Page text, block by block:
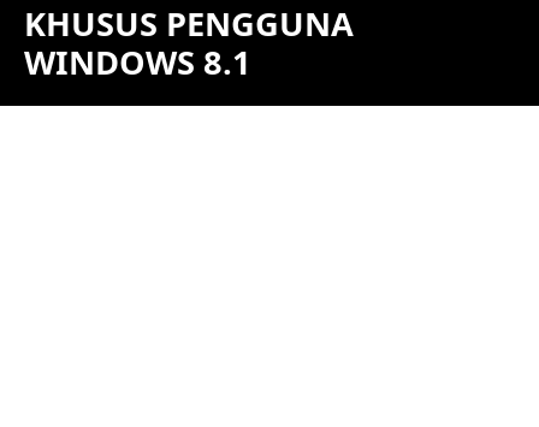
KHUSUS PENGGUNA
WINDOWS 8.1